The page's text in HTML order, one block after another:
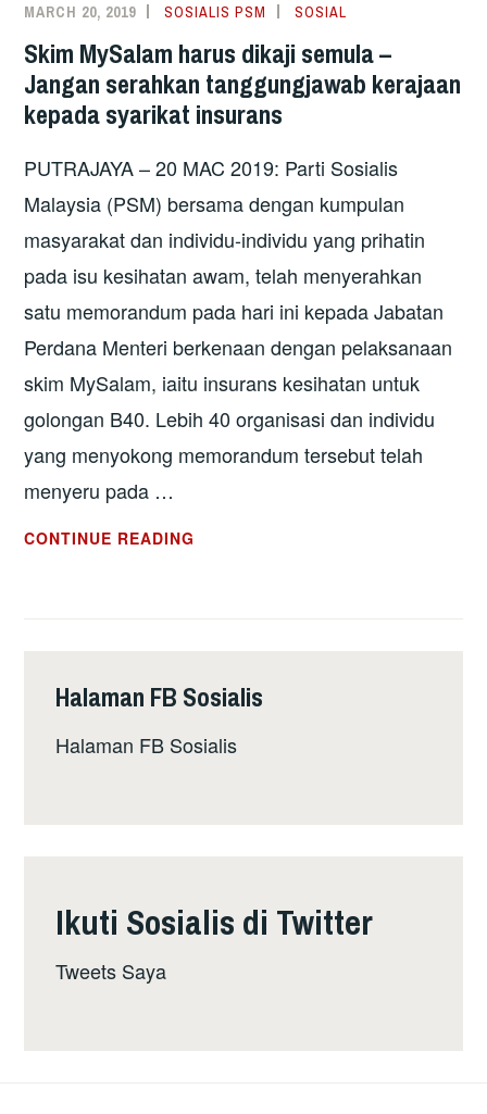
WABAK
COVID-
19
–
DARIPADA
KESIHATAN
RAKYAT
MARCH 20, 2019 SOSIALIS PSM SOSIAL
Skim MySalam harus dikaji semula –
Jangan serahkan tanggungjawab kerajaan
kepada syarikat insurans
PUTRAJAYA – 20 MAC 2019: Parti Sosialis
Malaysia (PSM) bersama dengan kumpulan
masyarakat dan individu-individu yang prihatin
pada isu kesihatan awam, telah menyerahkan
satu memorandum pada hari ini kepada Jabatan
Perdana Menteri berkenaan dengan pelaksanaan
skim MySalam, iaitu insurans kesihatan untuk
golongan B40. Lebih 40 organisasi dan individu
yang menyokong memorandum tersebut telah
menyeru pada …
CONTINUE READING
JANGAN
SERAHKAN
Halaman FB Sosialis
Halaman FB Sosialis
Ikuti Sosialis di Twitter
Tweets Saya